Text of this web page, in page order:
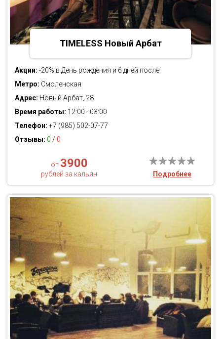
TIMELESS Новый Арбат
Акции: -20% в День рождения и 6 дней после
Метро: Смоленская
Адрес: Новый Арбат, 28
Время работы: 12:00 - 03:00
Телефон: +7 (985) 502-07-77
Отзывы: 0 / 0
от 3900
рублей за кальян Подробнее